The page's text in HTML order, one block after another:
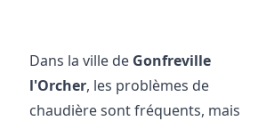
Dans la ville de Gonfreville
l'Orcher, les problèmes de
chaudière sont fréquents, mais